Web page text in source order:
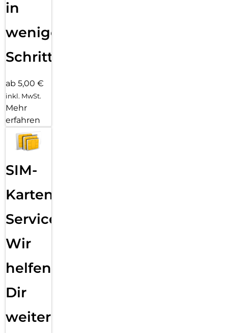
in
wenigen
Schritten
ab 5,00 €
inkl. MwSt.
Mehr
erfahren
SIM-
Karten
Service:
Wir
helfen
Dir
weiter